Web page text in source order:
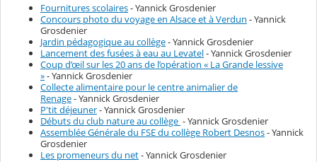
Fournitures scolaires- Yannick Grosdenier
Concours photo du voyage en Alsace et à Verdun - Yannick
Grosdenier
Jardin pédagogique au collège- Yannick Grosdenier
Lancement des fusées à eau au Levatel- Yannick Grosdenier
Coup d’œil sur les 20 ans de l’opération « La Grande lessive
»- Yannick Grosdenier
Collecte alimentaire pour le centre animalier de
Renage- Yannick Grosdenier
P'tit déjeuner- Yannick Grosdenier
Débuts du club nature au collège - Yannick Grosdenier
Assemblée Générale du FSE du collège Robert Desnos- Yannick
Grosdenier
Les promeneurs du net- Yannick Grosdenier